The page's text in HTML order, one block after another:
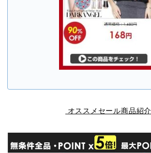
オススメセール商品紹介